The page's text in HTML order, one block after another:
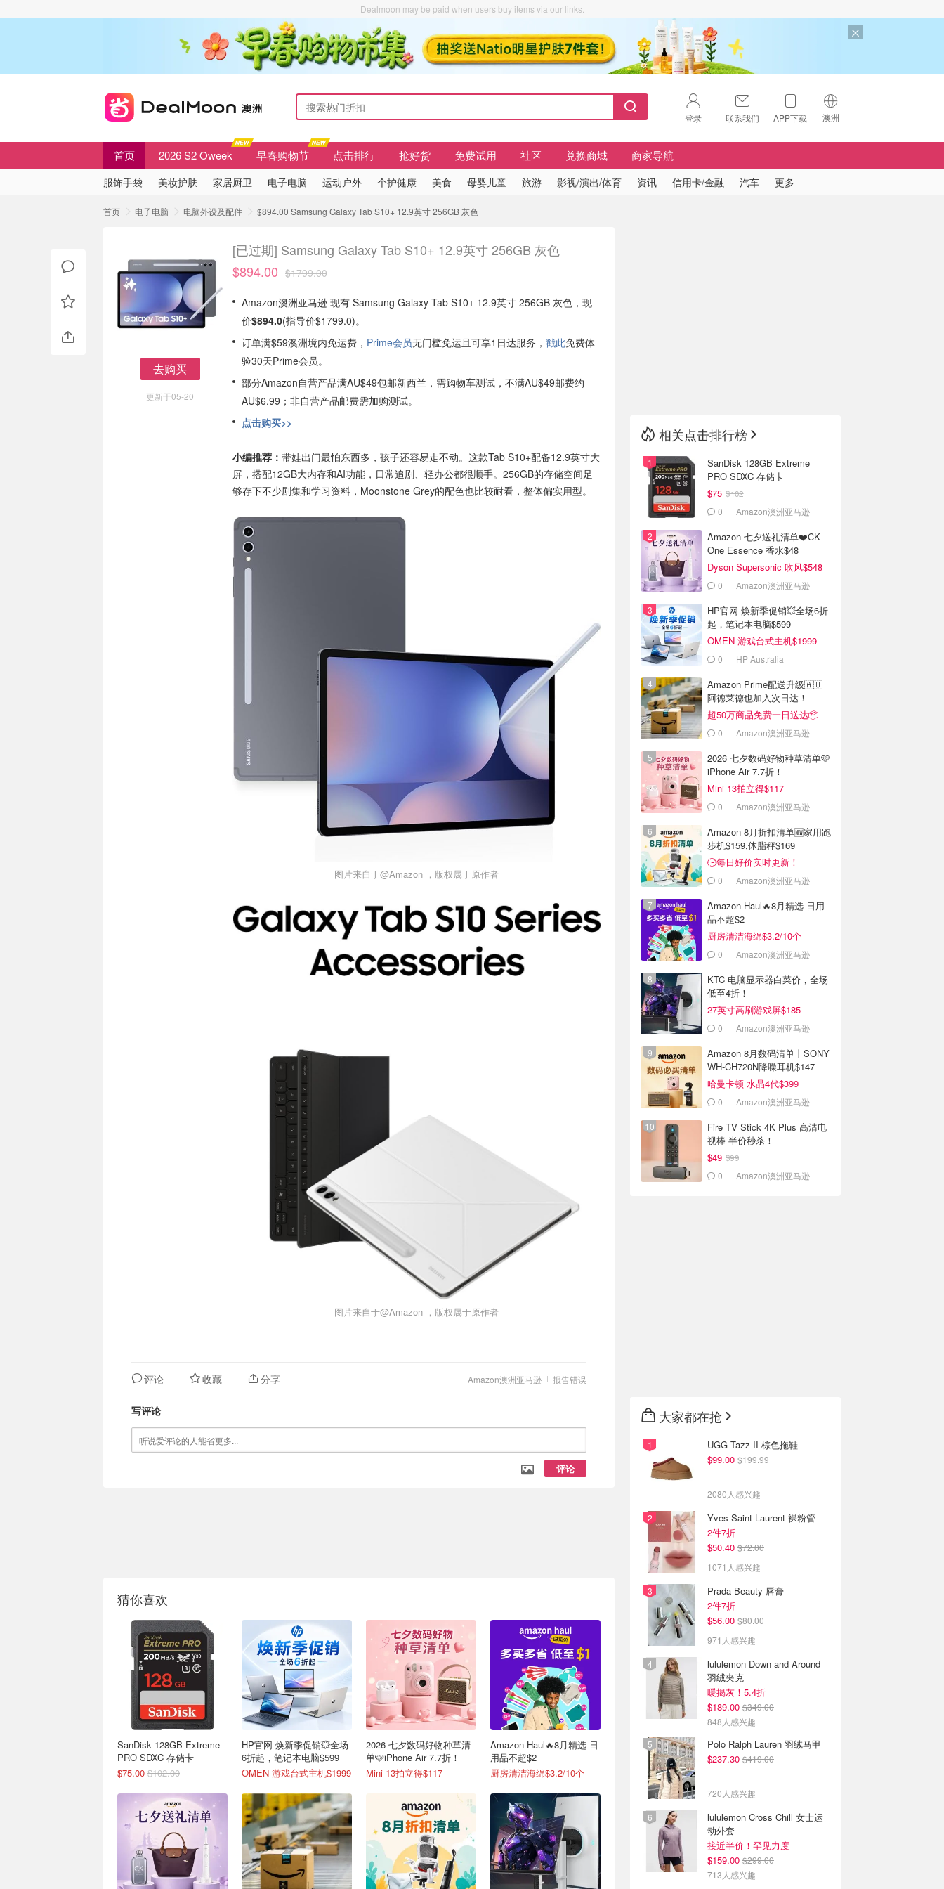
Dealmoon may be paid when users buy items via our links.
登录 联系我们 APP下载 澳洲
🇺🇸
🇨🇳中国
首页 2026 S2 Oweek 早春购物节 点击排行 抢好货 免费试用 社区 兑换商城 商家导航
服饰手袋 美妆护肤 家居厨卫 电子电脑 运动户外 个护健康 美食 母婴儿童 旅游 影视/演出/体育 资讯 信用卡/金融 汽车 更多
首页 电子电脑 电脑外设及配件 $894.00 Samsung Galaxy Tab S10+ 12.9英寸 256GB 灰色
去购买
更新于05-20
[已过期] Samsung Galaxy Tab S10+ 12.9英寸 256GB 灰色
$894.00 $1799.00
Amazon澳洲亚马逊 现有 Samsung Galaxy Tab S10+ 12.9英寸 256GB 灰色，现
价$894.0(指导价$1799.0)。
订单满$59澳洲境内免运费， Prime会员无门槛免运且可享1日达服务， 戳此免费体
验30天Prime会员。
部分Amazon自营产品满AU$49包邮新西兰，需购物车测试，不满AU$49邮费约
AU$6.99；非自营产品邮费需加购测试。
点击购买>>
小编推荐： 带娃出门最怕东西多，孩子还容易走不动。这款Tab S10+配备12.9英寸大
屏，搭配12GB大内存和AI功能，日常追剧、轻办公都很顺手。256GB的存储空间足
够存下不少剧集和学习资料，Moonstone Grey的配色也比较耐看，整体偏实用型。
图片来自于@Amazon ，版权属于原作者
图片来自于@Amazon ，版权属于原作者
报告错误
Amazon澳洲亚马逊
评论 收藏 分享
写评论
评论
猜你喜欢
SanDisk 128GB Extreme
PRO SDXC 存储卡
$75.00 $102.00
HP官网 焕新季促销💥全场
6折起，笔记本电脑$599
OMEN 游戏台式主机$1999
2026 七夕数码好物种草清
单🩷iPhone Air 7.7折！
Mini 13拍立得$117
Amazon Haul🔥8月精选 日
用品不超$2
厨房清洁海绵$3.2/10个
相关点击排行榜
SanDisk 128GB Extreme
PRO SDXC 存储卡
$75 $102
0 Amazon澳洲亚马逊
Amazon 七夕送礼清单❤️CK
One Essence 香水$48
Dyson Supersonic 吹风$548
0 Amazon澳洲亚马逊
HP官网 焕新季促销💥全场6折
起，笔记本电脑$599
OMEN 游戏台式主机$1999
0 HP Australia
Amazon Prime配送升级🇦🇺
阿德莱德也加入次日达！
超50万商品免费一日送达📦
0 Amazon澳洲亚马逊
2026 七夕数码好物种草清单🩷
iPhone Air 7.7折！
Mini 13拍立得$117
0 Amazon澳洲亚马逊
Amazon 8月折扣清单🆕家用跑
步机$159,体脂秤$169
🕒每日好价实时更新！
0 Amazon澳洲亚马逊
Amazon Haul🔥8月精选 日用
品不超$2
厨房清洁海绵$3.2/10个
0 Amazon澳洲亚马逊
KTC 电脑显示器白菜价，全场
低至4折！
27英寸高刷游戏屏$185
0 Amazon澳洲亚马逊
Amazon 8月数码清单丨SONY
WH-CH720N降噪耳机$147
哈曼卡顿 水晶4代$399
0 Amazon澳洲亚马逊
Fire TV Stick 4K Plus 高清电
视棒 半价秒杀！
$49 $99
0 Amazon澳洲亚马逊
大家都在抢
UGG Tazz II 棕色拖鞋
$99.00 $199.99
2080人感兴趣
Yves Saint Laurent 裸粉管
2件7折
$50.40 $72.00
1071人感兴趣
Prada Beauty 唇膏
2件7折
$56.00 $80.00
971人感兴趣
lululemon Down and Around
羽绒夹克
暖揭灰！5.4折
$189.00 $349.00
848人感兴趣
Polo Ralph Lauren 羽绒马甲
$237.30 $419.00
720人感兴趣
lululemon Cross Chill 女士运
动外套
接近半价！罕见力度
$159.00 $299.00
713人感兴趣